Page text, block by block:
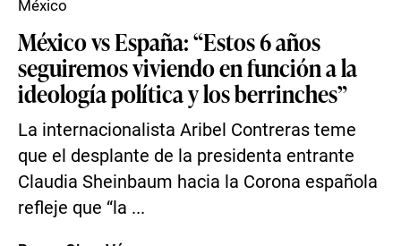
México vs España: “Estos 6 años
seguiremos viviendo en función a la
ideología política y los berrinches”
La internacionalista Aribel Contreras teme
que el desplante de la presidenta entrante
Claudia Sheinbaum hacia la Corona española
refleje que “la ...
México